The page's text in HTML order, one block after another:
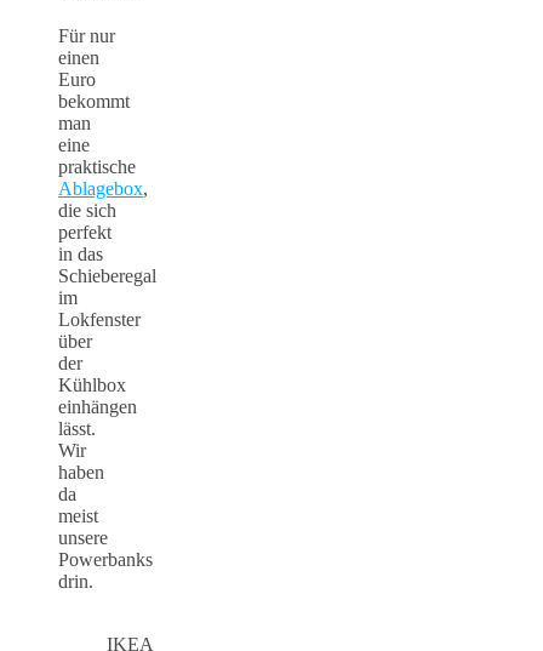
Für nur
einen
Euro
bekommt
man
eine
praktische
Ablagebox,
die sich
perfekt
in das
Schieberegal
im
Lokfenster
über
der
Kühlbox
einhängen
lässt.
Wir
haben
da
meist
unsere
Powerbanks
drin.
IKEA